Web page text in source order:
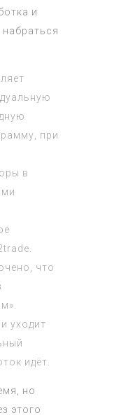
и
при
в
что
уходит
идёт.
но
этого